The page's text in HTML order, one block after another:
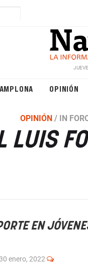
OPINIÓN
OPINIÓN/ IN
LUIS
EN
30 enero, 2022